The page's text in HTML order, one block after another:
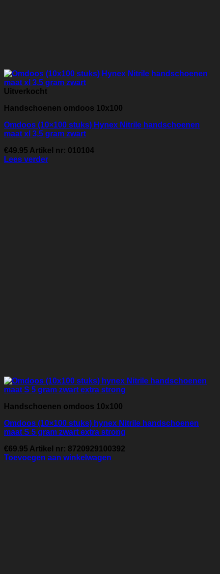
Uitverkocht
Handschoenen omdoos 10x100
Omdoos (10×100 stuks) Hynex Nitrile handschoenen
maat xl 3,5 gram zwart
€49.95 Artikel nr: 010104
Lees verder
Handschoenen omdoos 10x100
Omdoos (10×100 stuks) hynex Nitrile handschoenen
maat S 5 gram zwart extra strong
€69.95 Artikel nr: 8720929100392
Toevoegen aan winkelwagen